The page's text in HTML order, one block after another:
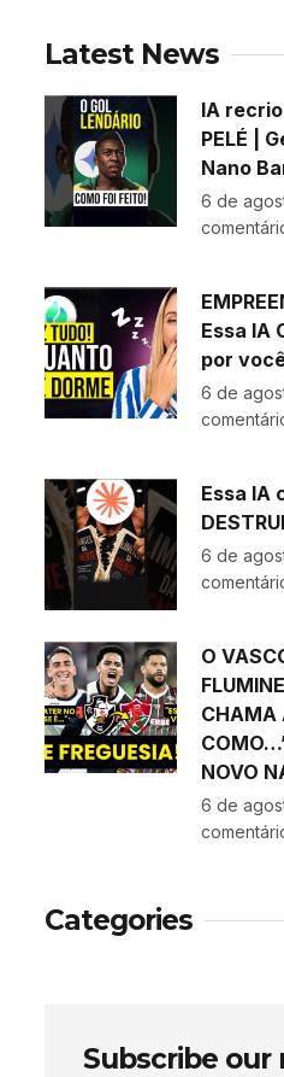
Latest News
IA
PELÉ |
Nano
6 de
Essa IA
por
6 de
Essa IA
6 de
O
CHAMA
NOVO
6 de
Categories
Subscribe